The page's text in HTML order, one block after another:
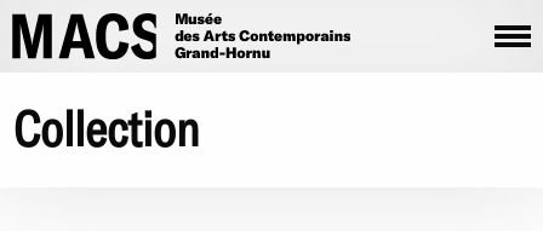
Aller au contenu principal
Collection